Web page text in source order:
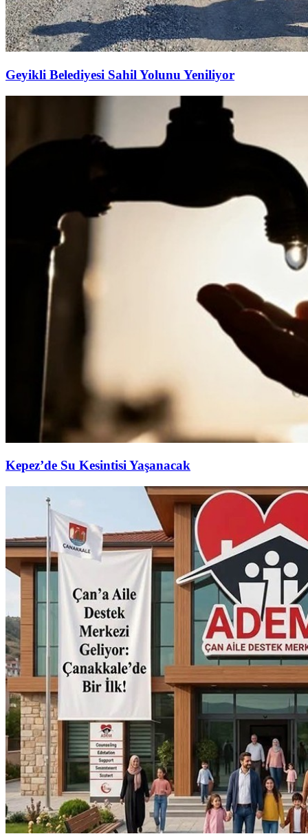
Geyikli Belediyesi Sahil Yolunu Yeniliyor
Kepez’de Su Kesintisi Yaşanacak